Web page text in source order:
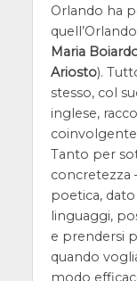
Orlando ha
Maria
Ariosto).
stesso, col
inglese,
Tanto per
concretezza
poetica,
linguaggi,
e prendersi
quando
modo